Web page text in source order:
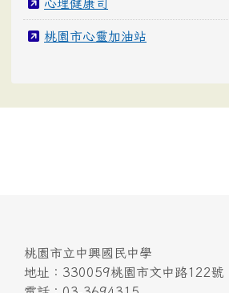
心理健康司
桃園市心靈加油站
桃園市立中興國民中學
地址：330059桃園市文中路122號